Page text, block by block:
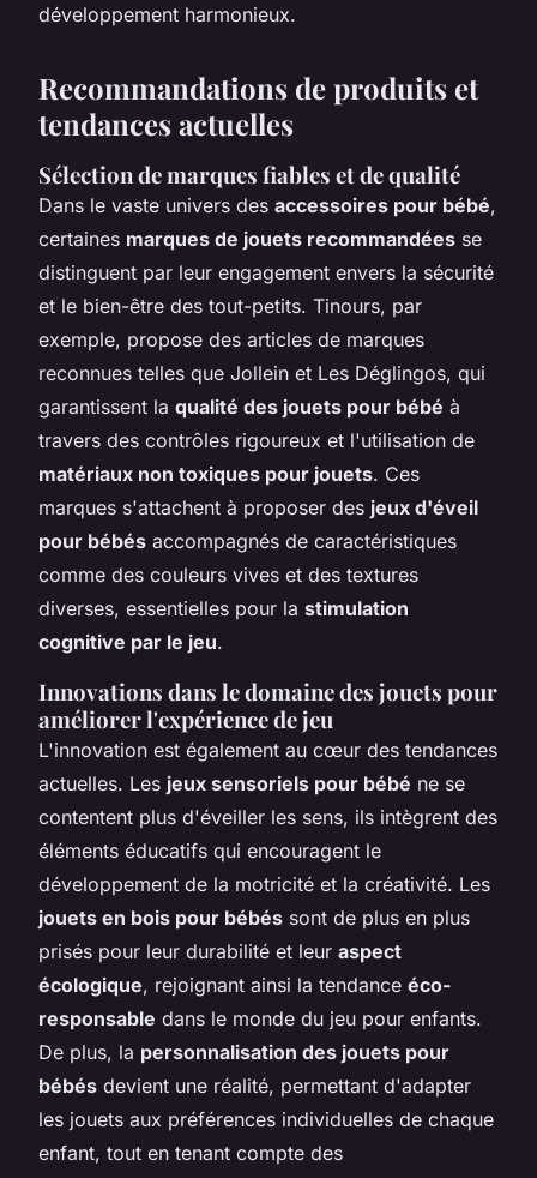
développement harmonieux.
Recommandations de produits et
tendances actuelles
Sélection de marques fiables et de qualité
Dans le vaste univers des accessoires pour bébé,
certaines marques de jouets recommandées se
distinguent par leur engagement envers la sécurité
et le bien-être des tout-petits. Tinours, par
exemple, propose des articles de marques
reconnues telles que Jollein et Les Déglingos, qui
garantissent la qualité des jouets pour bébé à
travers des contrôles rigoureux et l'utilisation de
matériaux non toxiques pour jouets. Ces
marques s'attachent à proposer des jeux d'éveil
pour bébés accompagnés de caractéristiques
comme des couleurs vives et des textures
diverses, essentielles pour la stimulation
cognitive par le jeu.
Innovations dans le domaine des jouets pour
améliorer l'expérience de jeu
L'innovation est également au cœur des tendances
actuelles. Les jeux sensoriels pour bébé ne se
contentent plus d'éveiller les sens, ils intègrent des
éléments éducatifs qui encouragent le
développement de la motricité et la créativité. Les
jouets en bois pour bébés sont de plus en plus
prisés pour leur durabilité et leur aspect
écologique, rejoignant ainsi la tendance éco-
responsable dans le monde du jeu pour enfants.
De plus, la personnalisation des jouets pour
bébés devient une réalité, permettant d'adapter
les jouets aux préférences individuelles de chaque
enfant, tout en tenant compte des